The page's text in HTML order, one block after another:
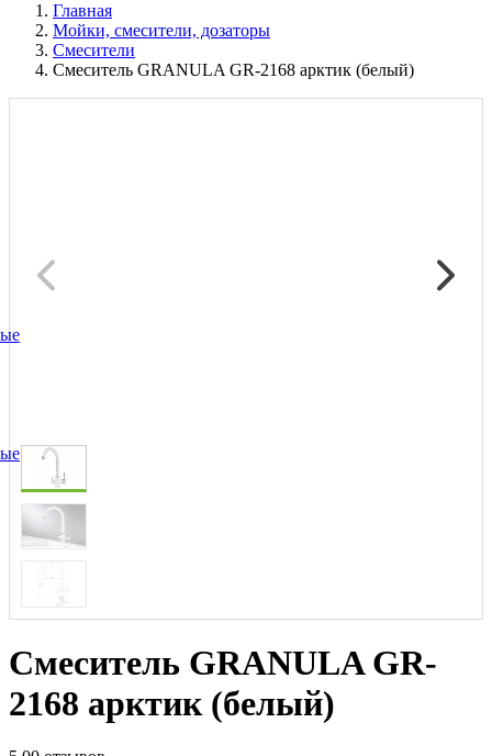
Главная
Мойки, смесители, дозаторы
Смесители
Смеситель GRANULA GR-2168 арктик (белый)
Смеситель GRANULA GR-
2168 арктик (белый)